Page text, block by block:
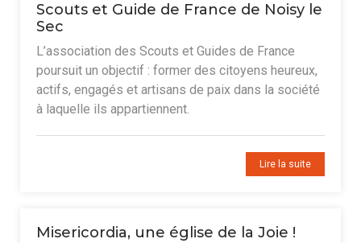
Scouts et Guide de France de Noisy le
Sec
L’association des Scouts et Guides de France
poursuit un objectif : former des citoyens heureux,
actifs, engagés et artisans de paix dans la société
à laquelle ils appartiennent.
Lire la suite
Misericordia, une église de la Joie !